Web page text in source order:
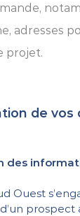
adresses
projet.
de vos
des
Ouest
prospect